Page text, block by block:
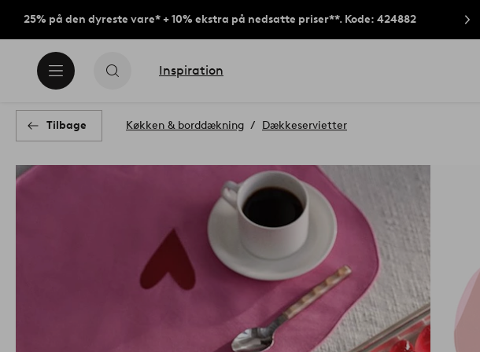
25% på den dyreste vare* + 10% ekstra på nedsatte priser**. Kode: 424882
Inspiration
Tilbage Køkken & borddækning Dækkeservietter